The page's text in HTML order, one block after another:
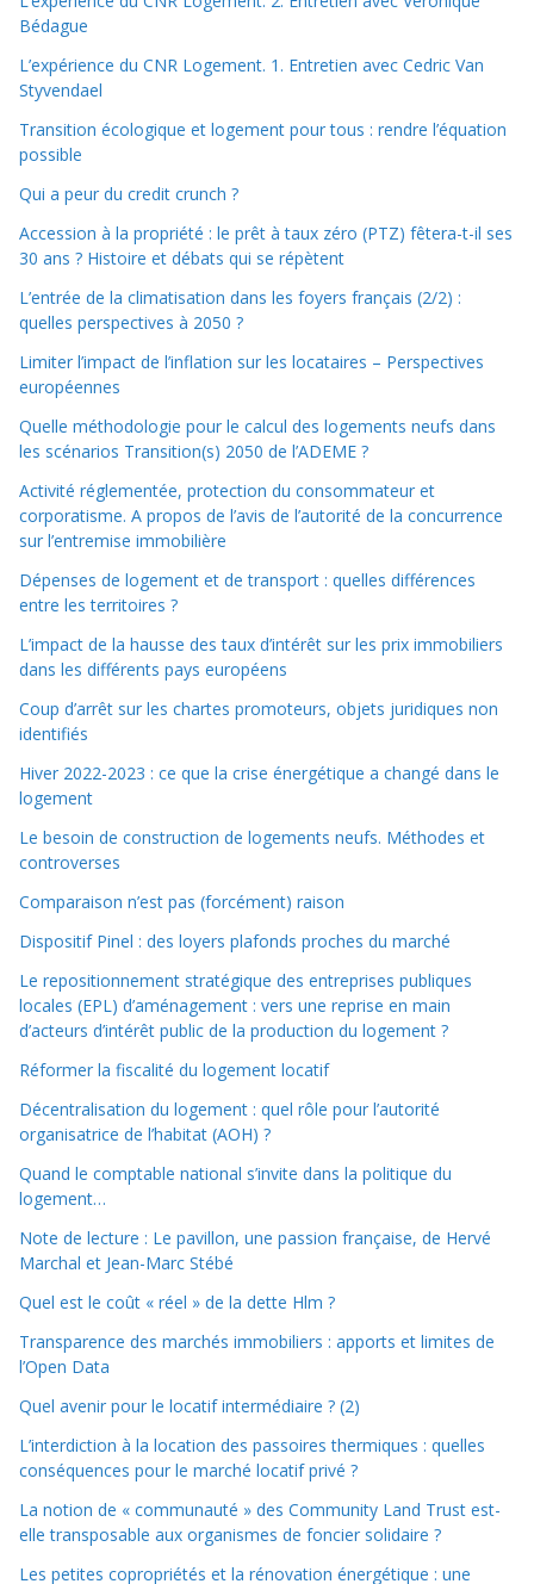
Bédague
L’expérience du CNR Logement. 1. Entretien avec Cedric Van
Styvendael
Transition écologique et logement pour tous : rendre l’équation
possible
Qui a peur du credit crunch ?
Accession à la propriété : le prêt à taux zéro (PTZ) fêtera-t-il ses
30 ans ? Histoire et débats qui se répètent
L’entrée de la climatisation dans les foyers français (2/2) :
quelles perspectives à 2050 ?
Limiter l’impact de l’inflation sur les locataires – Perspectives
européennes
Quelle méthodologie pour le calcul des logements neufs dans
les scénarios Transition(s) 2050 de l’ADEME ?
Activité réglementée, protection du consommateur et
corporatisme. A propos de l’avis de l’autorité de la concurrence
sur l’entremise immobilière
Dépenses de logement et de transport : quelles différences
entre les territoires ?
L’impact de la hausse des taux d’intérêt sur les prix immobiliers
dans les différents pays européens
Coup d’arrêt sur les chartes promoteurs, objets juridiques non
identifiés
Hiver 2022-2023 : ce que la crise énergétique a changé dans le
logement
Le besoin de construction de logements neufs. Méthodes et
controverses
Comparaison n’est pas (forcément) raison
Dispositif Pinel : des loyers plafonds proches du marché
Le repositionnement stratégique des entreprises publiques
locales (EPL) d’aménagement : vers une reprise en main
d’acteurs d’intérêt public de la production du logement ?
Réformer la fiscalité du logement locatif
Décentralisation du logement : quel rôle pour l’autorité
organisatrice de l’habitat (AOH) ?
Quand le comptable national s’invite dans la politique du
logement…
Note de lecture : Le pavillon, une passion française, de Hervé
Marchal et Jean-Marc Stébé
Quel est le coût « réel » de la dette Hlm ?
Transparence des marchés immobiliers : apports et limites de
l’Open Data
Quel avenir pour le locatif intermédiaire ? (2)
L’interdiction à la location des passoires thermiques : quelles
conséquences pour le marché locatif privé ?
La notion de « communauté » des Community Land Trust est-
elle transposable aux organismes de foncier solidaire ?
Les petites copropriétés et la rénovation énergétique : une